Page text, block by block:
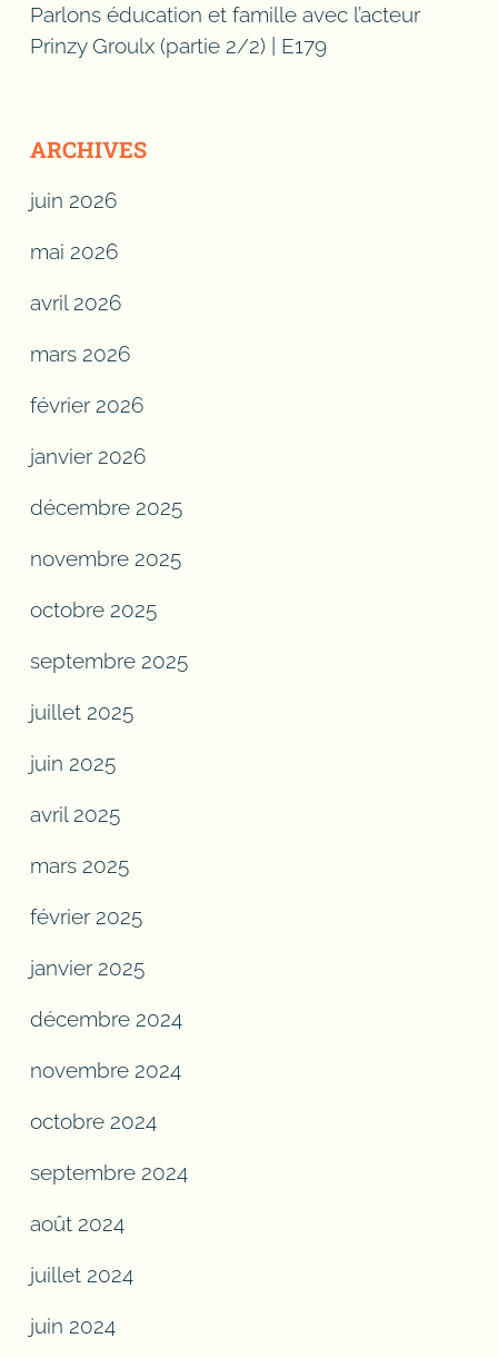
Parlons éducation et famille avec l’acteur
Prinzy Groulx (partie 2/2) | E179
ARCHIVES
juin 2026
mai 2026
avril 2026
mars 2026
février 2026
janvier 2026
décembre 2025
novembre 2025
octobre 2025
septembre 2025
juillet 2025
juin 2025
avril 2025
mars 2025
février 2025
janvier 2025
décembre 2024
novembre 2024
octobre 2024
septembre 2024
août 2024
juillet 2024
juin 2024